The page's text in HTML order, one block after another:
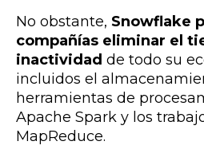
No obstante, Snowflake
compañías eliminar el
inactividad de todo su
incluidos el
herramientas de
Apache Spark y los
MapReduce.